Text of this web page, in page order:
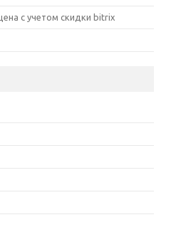
с учетом скидки bitrix